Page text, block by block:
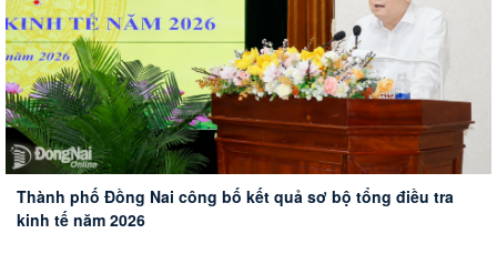
Tháo gỡ những khó khăn, vướng mắc trong công tác khám
Thuế thành phố Đồng Nai triển khai tạm hoãn xuất cảnh
Thành phố Đồng Nai công bố kết quả sơ bộ tổng điều tra
kinh tế năm 2026
Tiếp tục đẩy mạnh các giải pháp để ngăn chặn, đẩy lùi tội
phạm, tệ nạn ma túy